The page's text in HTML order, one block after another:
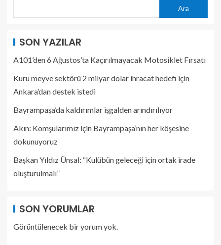
Ara
SON YAZILAR
A101’den 6 Ağustos’ta Kaçırılmayacak Motosiklet Fırsatı
Kuru meyve sektörü 2 milyar dolar ihracat hedefi için
Ankara’dan destek istedi
Bayrampaşa’da kaldırımlar işgalden arındırılıyor
Akın: Komşularımız için Bayrampaşa’nın her köşesine
dokunuyoruz
Başkan Yıldız Ünsal: “Kulübün geleceği için ortak irade
oluşturulmalı”
SON YORUMLAR
Görüntülenecek bir yorum yok.